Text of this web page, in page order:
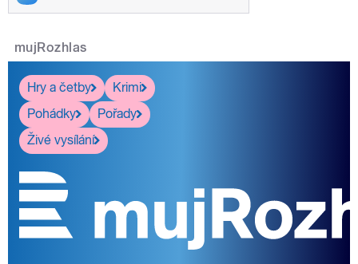
mujRozhlas
Hry a četby
Krimi
Pohádky
Pořady
Živé vysílání